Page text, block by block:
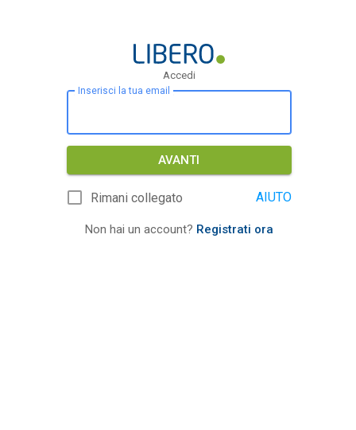
Accedi
Inserisci la tua email
AVANTI
Rimani collegato AIUTO
Non hai un account? Registrati ora